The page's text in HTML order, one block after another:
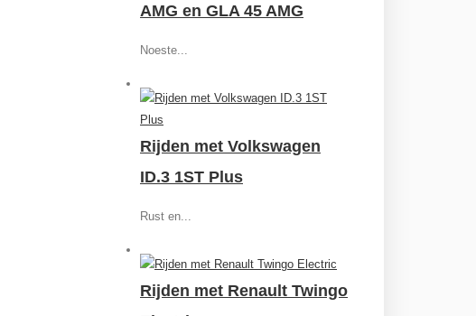
AMG en GLA 45 AMG
Noeste...
Rijden met Volkswagen
ID.3 1ST Plus
Rust en...
Rijden met Renault Twingo